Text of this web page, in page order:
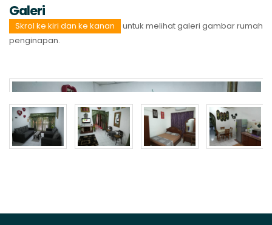
Galeri
Skrol ke kiri dan ke kanan
untuk melihat galeri gambar rumah
penginapan.